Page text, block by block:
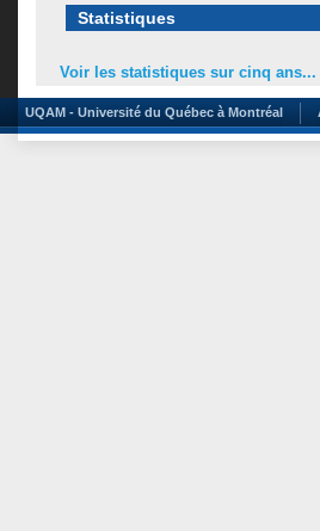
Statistiques
Voir les statistiques sur cinq ans...
UQAM - Université du Québec à Montréal